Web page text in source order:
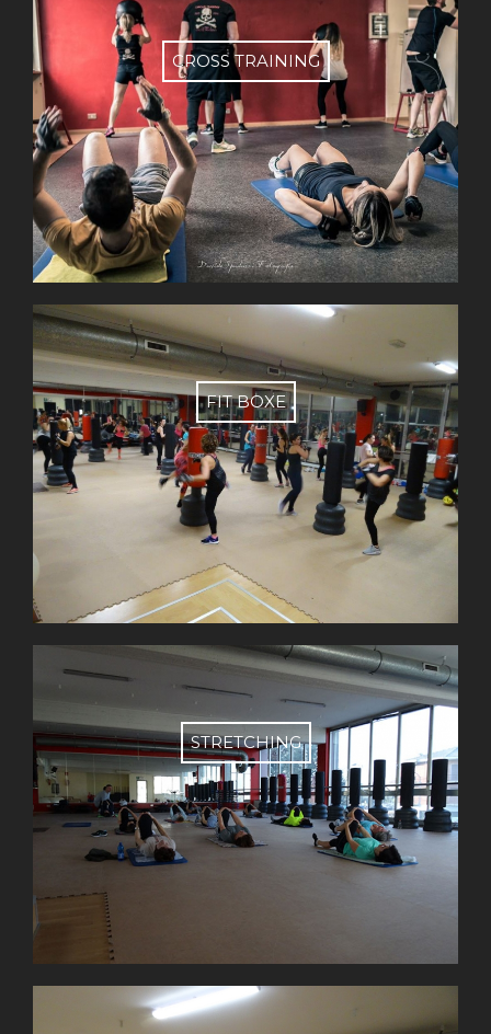
CROSS TRAINING
FIT BOXE
STRETCHING